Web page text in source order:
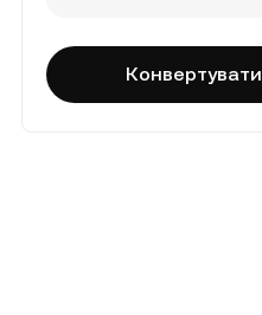
Конвертувати